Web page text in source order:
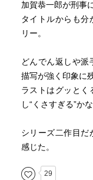
大な秘密を知って
性が浮上する。梶
口封じのために殺
やがて加賀は、
その才能を巡る人
緒は圧倒的な才能
きく変えてしまう
は未緒の存在によ
ていた。事件は、
劇だった。
加賀恭一郎が刑事
タイトルからも分
リー。
どんでん返しや派
描写が強く印象に
ラストはグッとく
し“くさすぎる”か
シリーズ二作目だ
感じた。
29